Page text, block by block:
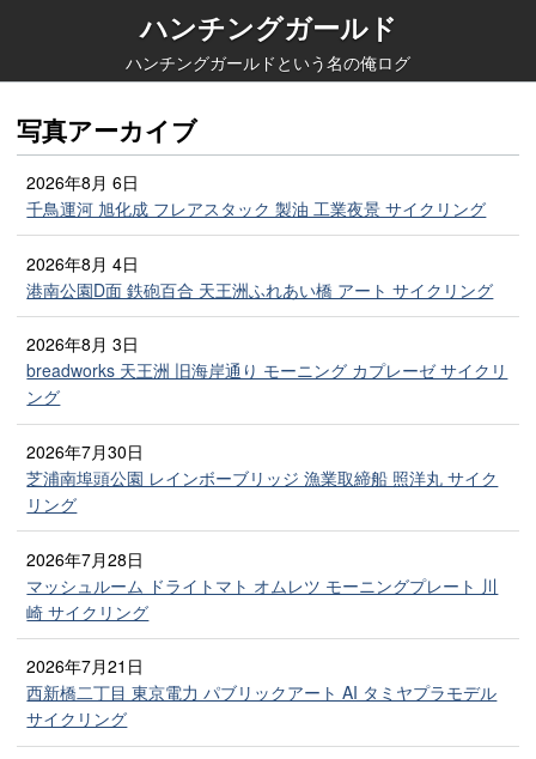
ハンチングガールド
ハンチングガールドという名の俺ログ
写真アーカイブ
2026年8月 6日
千鳥運河 旭化成 フレアスタック 製油 工業夜景 サイクリング
2026年8月 4日
港南公園D面 鉄砲百合 天王洲ふれあい橋 アート サイクリング
2026年8月 3日
breadworks 天王洲 旧海岸通り モーニング カプレーゼ サイクリ
ング
2026年7月30日
芝浦南埠頭公園 レインボーブリッジ 漁業取締船 照洋丸 サイク
リング
2026年7月28日
マッシュルーム ドライトマト オムレツ モーニングプレート 川
崎 サイクリング
2026年7月21日
西新橋二丁目 東京電力 パブリックアート AI タミヤプラモデル
サイクリング